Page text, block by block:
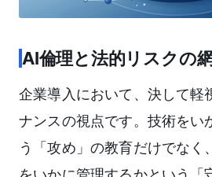
AI倫理と法的リスクの
企業導入において、決して軽
ナンスの視点です。技術をい
う「攻め」の教育だけでなく